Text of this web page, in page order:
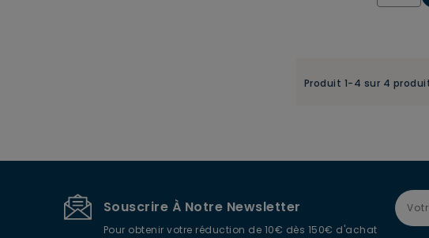
Produit 1-4 sur 4
Souscrire À Notre Newsletter
Pour obtenir votre réduction de 10€ dès 150€ d'achat